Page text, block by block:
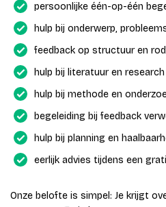
persoonlijke één-op-één
hulp bij onderwerp,
feedback op structuur en
hulp bij literatuur en research
hulp bij methode en
begeleiding bij feedback
hulp bij planning en
eerlijk advies tijdens een
Onze belofte is simpel: Je krijgt